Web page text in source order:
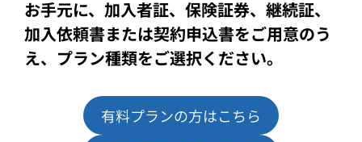
お手元に、加入者証、保険証券、継続証、
加入依頼書または契約申込書をご用意のう
え、プラン種類をご選択ください。
有料プランの方はこちら